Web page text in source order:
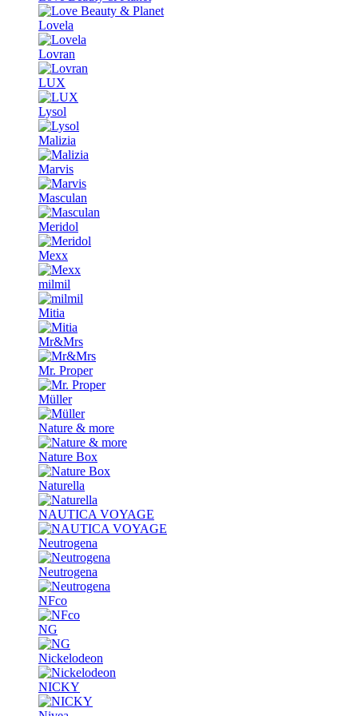
Lovela
Lovran
LUX
Lysol
Malizia
Marvis
Masculan
Meridol
Mexx
milmil
Mitia
Mr&Mrs
Mr. Proper
Müller
Nature & more
Nature Box
Naturella
NAUTICA VOYAGE
Neutrogena
Neutrogena
NFco
NG
Nickelodeon
NICKY